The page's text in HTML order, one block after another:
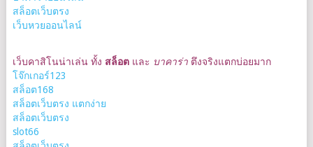
สล็อตเว็บตรง
เว็บหวยออนไลน์
เว็บคาสิโนน่าเล่น ทั้ง สล็อตและ บาคาร่าตึงจริงแตกบ่อยมาก
โจ๊กเกอร์123
สล็อต168
สล็อตเว็บตรง แตกง่าย
สล็อตเว็บตรง
slot66